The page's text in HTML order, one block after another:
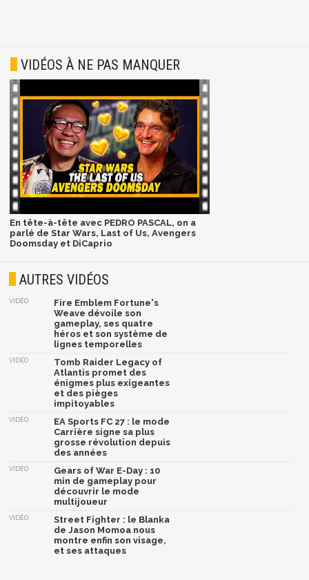
VIDÉOS À NE PAS MANQUER
En tête-à-tête avec PEDRO PASCAL, on a
parlé de Star Wars, Last of Us, Avengers
Doomsday et DiCaprio
AUTRES VIDÉOS
VIDÉO
Fire Emblem Fortune's
Weave dévoile son
gameplay, ses quatre
héros et son système de
lignes temporelles
VIDÉO
Tomb Raider Legacy of
Atlantis promet des
énigmes plus exigeantes
et des pièges
impitoyables
VIDÉO
EA Sports FC 27 : le mode
Carrière signe sa plus
grosse révolution depuis
des années
VIDÉO
Gears of War E-Day : 10
min de gameplay pour
découvrir le mode
multijoueur
VIDÉO
Street Fighter : le Blanka
de Jason Momoa nous
montre enfin son visage,
et ses attaques